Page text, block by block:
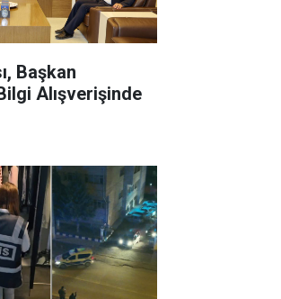
Alışverişinde